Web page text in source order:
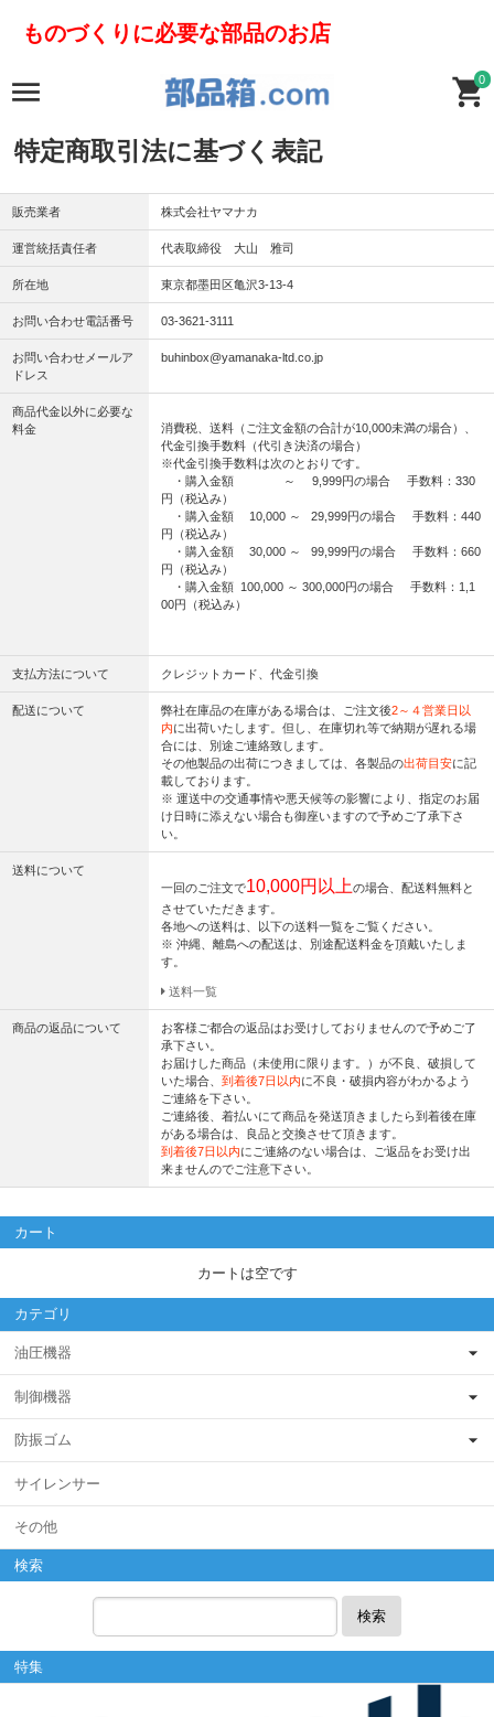
ものづくりに必要な部品のお店
0
特定商取引法に基づく表記
販売業者 株式会社ヤマナカ
運営統括責任者 代表取締役 大山 雅司
所在地 東京都墨田区亀沢3-13-4
お問い合わせ電話番号 03-3621-3111
お問い合わせメールア
ドレス
buhinbox@yamanaka-ltd.co.jp
商品代金以外に必要な
料金
消費税、送料（ご注文金額の合計が10,000未満の場合）、
代金引換手数料（代引き決済の場合）
※代金引換手数料は次のとおりです。
・購入金額 ～ 9,999円の場合 手数料：330
円（税込み）
・購入金額 10,000 ～ 29,999円の場合 手数料：440
円（税込み）
・購入金額 30,000 ～ 99,999円の場合 手数料：660
円（税込み）
・購入金額 100,000 ～ 300,000円の場合 手数料：1,1
00円（税込み）
支払方法について クレジットカード、代金引換
配送について 弊社在庫品の在庫がある場合は、ご注文後2～４営業日以
内に出荷いたします。但し、在庫切れ等で納期が遅れる場
合には、別途ご連絡致します。
その他製品の出荷につきましては、各製品の出荷目安に記
載しております。
※ 運送中の交通事情や悪天候等の影響により、指定のお届
け日時に添えない場合も御座いますので予めご了承下さ
い。
送料について
一回のご注文で10,000円以上の場合、配送料無料と
させていただきます。
各地への送料は、以下の送料一覧をご覧ください。
※ 沖縄、離島への配送は、別途配送料金を頂戴いたしま
す。
送料一覧
商品の返品について
お客様ご都合の返品はお受けしておりませんので予めご了
承下さい。
お届けした商品（未使用に限ります。）が不良、破損して
いた場合、到着後7日以内に不良・破損内容がわかるよう
ご連絡を下さい。
ご連絡後、着払いにて商品を発送頂きましたら到着後在庫
がある場合は、良品と交換させて頂きます。
到着後7日以内にご連絡のない場合は、ご返品をお受け出
来ませんのでご注意下さい。
カート
カートは空です
カテゴリ
油圧機器
制御機器
防振ゴム
サイレンサー
その他
検索
検索
特集